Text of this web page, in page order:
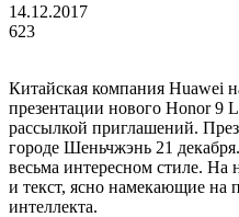
14.12.2017
623
Китайская компания Huawei
презентации нового Honor 9
рассылкой приглашений.
городе Шеньчжэнь 21
весьма интересном стиле. На
и текст, ясно намекающие на
интеллекта.